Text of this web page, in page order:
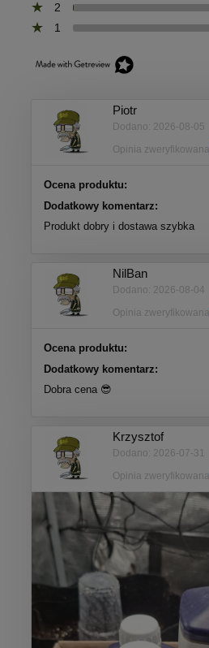
2
1
Piotr
Dodano: 2026-08-05
Opinia zweryfikowana
Ocena produktu:
Dodatkowy komentarz:
Produkt dobry i dostawa szybka
NilBan
Dodano: 2026-08-04
Opinia zweryfikowana
Ocena produktu:
Dodatkowy komentarz:
Dobra cena 😎
Krzysztof
Dodano: 2026-07-31
Opinia zweryfikowana